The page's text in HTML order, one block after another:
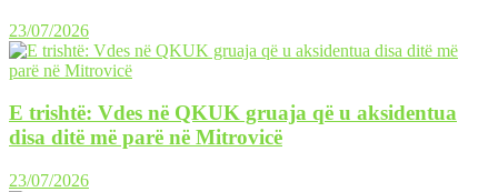
23/07/2026
E trishtë: Vdes në QKUK gruaja që u aksidentua
disa ditë më parë në Mitrovicë
23/07/2026